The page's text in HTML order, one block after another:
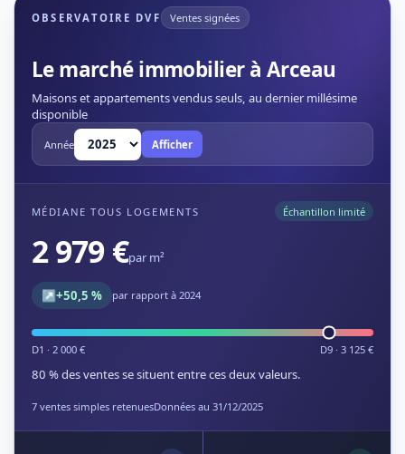
OBSERVATOIRE DVF Ventes signées
Le marché immobilier à Arceau
Maisons et appartements vendus seuls, au dernier millésime
disponible
Année Afficher
MÉDIANE TOUS LOGEMENTS Échantillon limité
2 979 €par m²
↗+50,5 % par rapport à 2024
D1 · 2 000 € D9 · 3 125 €
80 % des ventes se situent entre ces deux valeurs.
7 ventes simples retenuesDonnées au 31/12/2025